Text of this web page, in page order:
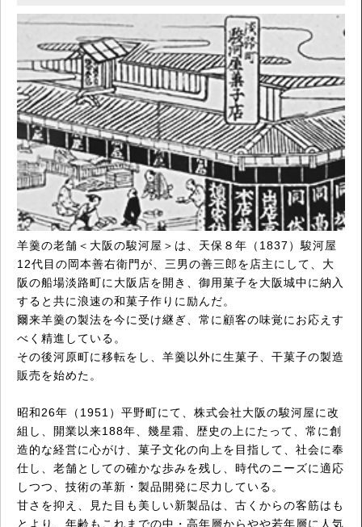
羊羹の老舗＜大阪の駿河屋＞は、天保８年（1837）駿河屋
12代目の岡本善右衛門が、三男の善三郎を店主にして、大
阪の船場淡路町に大阪店を開き、御用菓子を大阪城中に納入
すると共に浪速の和菓子作りに励んだ。
爾来羊羹の製法を今に受け継ぎ、常に顧客の味覚にお応えす
べく精進している。
その後河原町に移転をし、羊羹以外に生菓子、干菓子の製造
販売を始めた。
昭和26年（1951）平野町にて、株式会社大阪の駿河屋に改
組し、開業以来188年、幾星霜、歴史の上にたって、常に創
造的な経営に心がけ、菓子文化の向上を目指して、社会に奉
仕し、老舗としての確かな歩みを残し、時代のニーズに適応
しつつ、技術の革新・製品開発に尽力している。
甘さを抑え、見た目も美しい新製品は、古くからの客筋はも
とより、年齢もこれまでの中・高年層からやや若年層に人気